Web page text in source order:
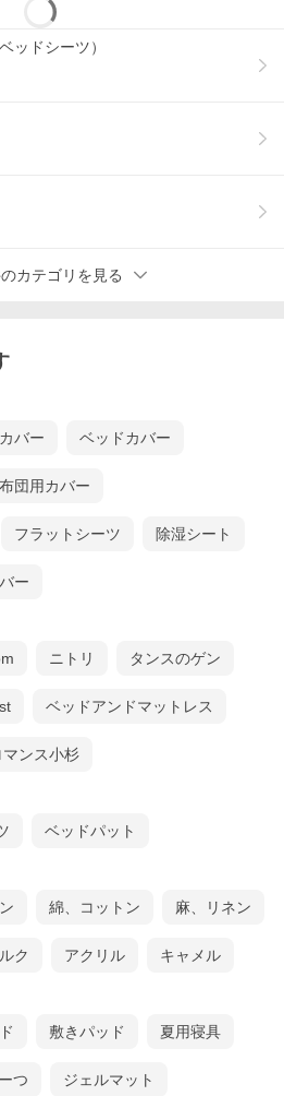
ッドシーツ）
カテゴリを見る
バー ベッドカバー
団用カバー
フラットシーツ 除湿シート
ー
ニトリ タンスのゲン
ベッドアンドマットレス
マンス小杉
ベッドパット
綿、コットン 麻、リネン
ク アクリル キャメル
敷きパッド 夏用寝具
つ ジェルマット